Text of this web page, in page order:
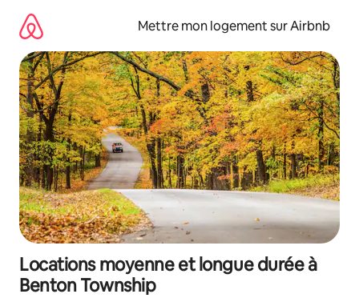
directement
contenu
Mettre mon logement sur Airbnb
Locations moyenne et longue durée à
Benton Township